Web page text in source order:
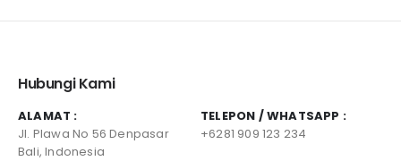
Hubungi Kami
ALAMAT :
Jl. Plawa No 56 Denpasar
Bali, Indonesia
TELEPON / WHATSAPP :
+6281 909 123 234